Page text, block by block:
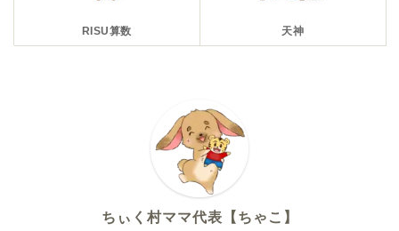
RISU算数 天神
ちぃく村ママ代表【ちゃこ】